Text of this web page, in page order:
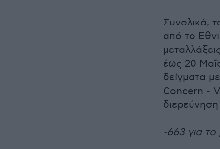
Συνολικά,
από το
έως 20
δείγματα
Concern -
-663 για το